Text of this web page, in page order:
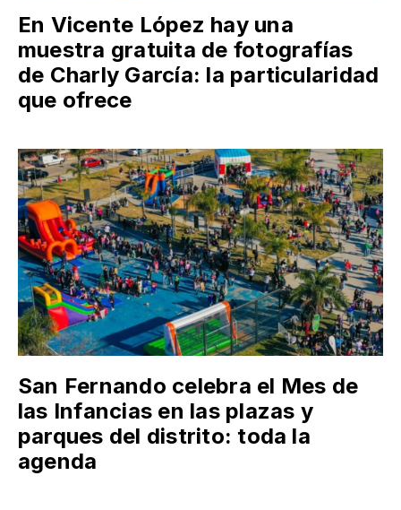
En Vicente López hay una
muestra gratuita de fotografías
de Charly García: la particularidad
que ofrece
San Fernando celebra el Mes de
las Infancias en las plazas y
parques del distrito: toda la
agenda